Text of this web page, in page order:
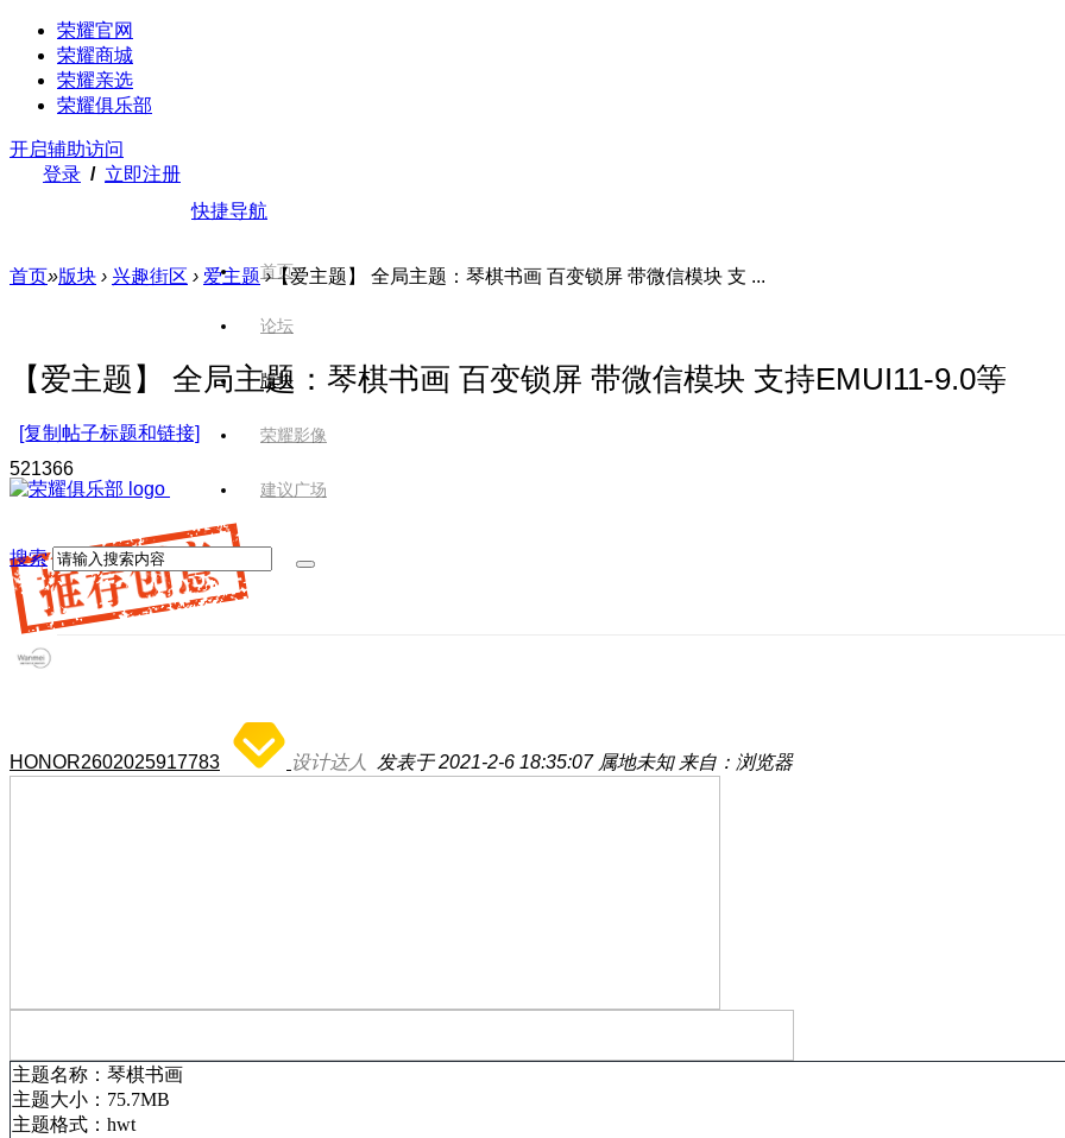
荣耀官网
荣耀商城
荣耀亲选
荣耀俱乐部
开启辅助访问
登录 / 立即注册
快捷导航
首页
论坛
版块
荣耀影像
建议广场
搜索
首页»版块 › 兴趣街区 › 爱主题 ›【爱主题】 全局主题：琴棋书画 百变锁屏 带微信模块 支 ...
【爱主题】 全局主题：琴棋书画 百变锁屏 带微信模块 支持EMUI11-9.0等
[复制帖子标题和链接]
521366
HONOR2602025917783 设计达人 发表于 2021-2-6 18:35:07 属地未知 来自：浏览器
主题名称： 琴棋书画
主题大小：75.7MB
主题格式：hwt